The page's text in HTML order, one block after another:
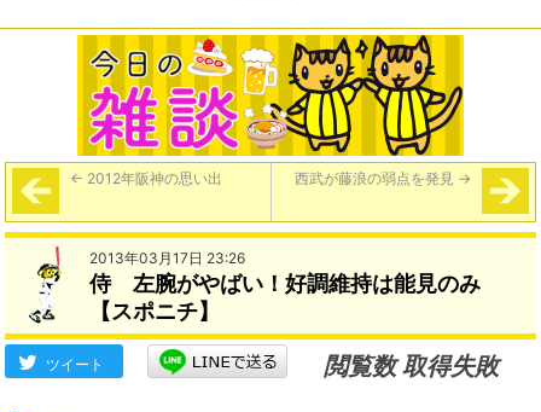
← 2012年阪神の思い出 西武が藤浪の弱点を発見 →
2013年03月17日 23:26
侍 左腕がやばい！好調維持は能見のみ
【スポニチ】
ツイート
閲覧数 取得失敗